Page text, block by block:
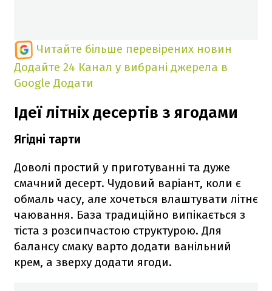
Читайте більше перевірених новин
Додайте 24 Канал у вибрані джерела в
Google Додати
Ідеї літніх десертів з ягодами
Ягідні тарти
Доволі простий у приготуванні та дуже
смачний десерт. Чудовий варіант, коли є
обмаль часу, але хочеться влаштувати літнє
чаювання. База традиційно випікається з
тіста з розсипчастою структурою. Для
балансу смаку варто додати ванільний
крем, а зверху додати ягоди.